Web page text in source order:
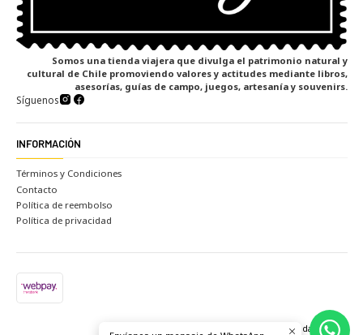
Somos una tienda viajera que divulga el patrimonio natural y
cultural de Chile promoviendo valores y actitudes mediante libros,
asesorías, guías de campo, juegos, artesanía y souvenirs.
Síguenos
INFORMACIÓN
Términos y Condiciones
Contacto
Política de reembolso
Política de privacidad
2026 Tienda el viaje.